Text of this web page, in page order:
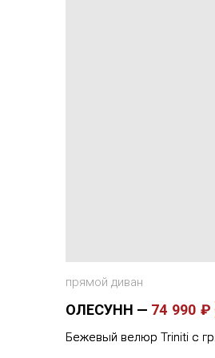
прямой диван
ОЛЕСУНН 74 990 ₽
Бежевый велюр Triniti с